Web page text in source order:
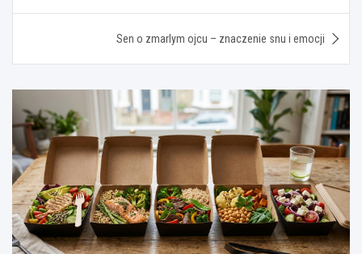
Sen o zmarlym ojcu – znaczenie snu i emocji